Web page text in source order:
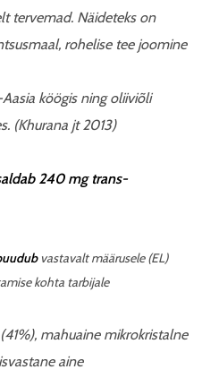
tervemad. Näideteks on
rohelise tee joomine
köögis ning oliiviõli
(Khurana jt 2013)
240 mg trans-
vastavalt määrusele (EL)
kohta tarbijale
mahuaine mikrokristalne
aine